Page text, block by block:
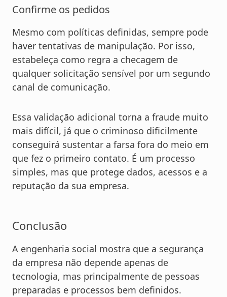
Confirme os pedidos
Mesmo com políticas definidas, sempre pode
haver tentativas de manipulação. Por isso,
estabeleça como regra a checagem de
qualquer solicitação sensível por um segundo
canal de comunicação.
Essa validação adicional torna a fraude muito
mais difícil, já que o criminoso dificilmente
conseguirá sustentar a farsa fora do meio em
que fez o primeiro contato. É um processo
simples, mas que protege dados, acessos e a
reputação da sua empresa.
Conclusão
A engenharia social mostra que a segurança
da empresa não depende apenas de
tecnologia, mas principalmente de pessoas
preparadas e processos bem definidos.